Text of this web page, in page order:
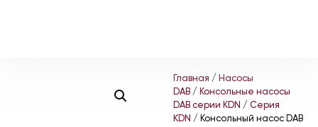
Главная / Насосы
DAB / Консольные насосы
DAB серии KDN / Серия
KDN / Консольный насос DAB